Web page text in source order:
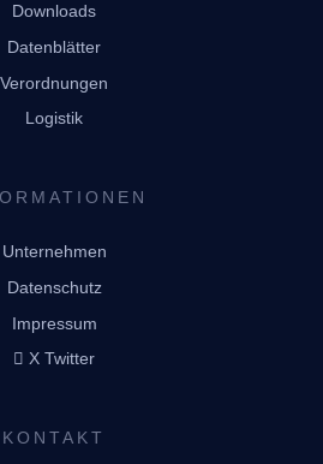
Downloads
Datenblätter
Verordnungen
Logistik
Unternehmen
Datenschutz
Impressum
X Twitter
KONTAKT